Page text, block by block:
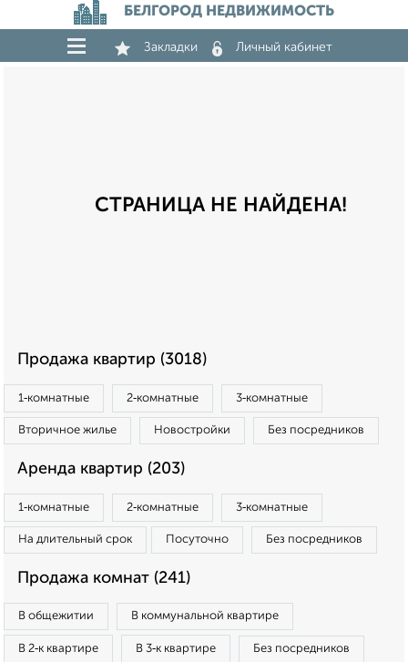
БЕЛГОРОД НЕДВИЖИМОСТЬ
Закладки Личный кабинет
СТРАНИЦА НЕ НАЙДЕНА!
Продажа квартир (3018)
1‑комнатные 2‑комнатные 3‑комнатные
Вторичное жилье Новостройки Без посредников
Аренда квартир (203)
1‑комнатные 2‑комнатные 3‑комнатные
На длительный срок Посуточно Без посредников
Продажа комнат (241)
В общежитии В коммунальной квартире
В 2‑к квартире В 3‑к квартире Без посредников